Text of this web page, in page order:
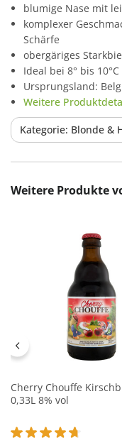
blumige Nase mit
komplexer
Schärfe
obergäriges
Ideal bei 8° bis
Ursprungsland:
Weitere
Kategorie: Blonde &
Produktgalerie
Weitere Produkte
Cherry Chouffe
0,33L 8% vol